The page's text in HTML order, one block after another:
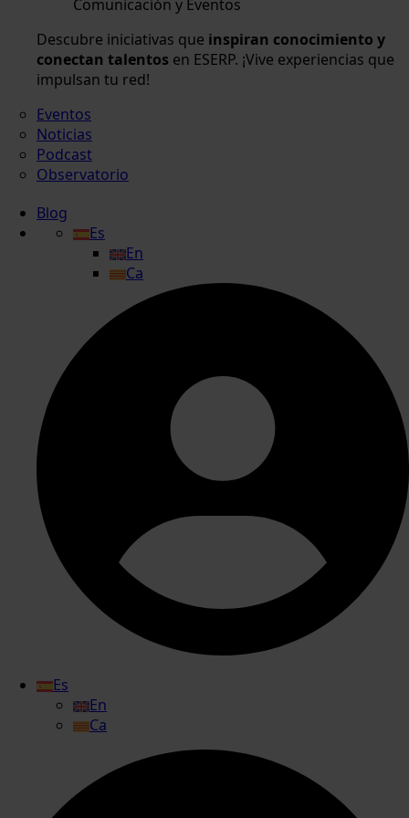
Comunicación y Eventos
Descubre iniciativas que inspiran conocimiento y
conectan talentos en ESERP. ¡Vive experiencias que
impulsan tu red!
Eventos
Noticias
Podcast
Observatorio
Blog
Es
En
Ca
Es
En
Ca